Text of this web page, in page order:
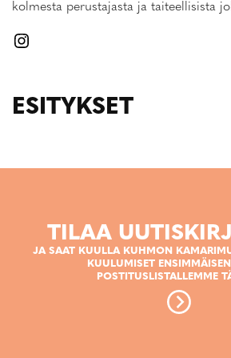
kolmesta perustajasta ja taiteellisista
ESITYKSET
TILAA
JA SAAT KUULLA KUHMON
KUULUMISET
POSTITUSLISTALLEMME